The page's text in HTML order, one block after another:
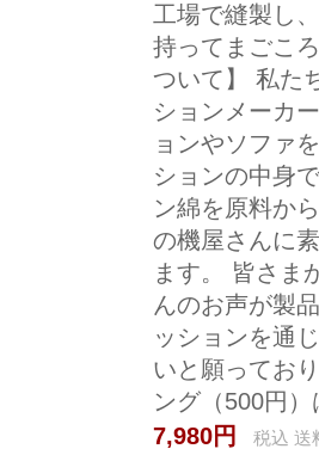
工場で縫製し
持ってまごこ
ついて】 私た
ションメーカ
ョンやソファ
ションの中身
ン綿を原料か
の機屋さんに
ます。 皆さま
んのお声が製
ッションを通
いと願ってお
ング（500
7,980円
税込 送